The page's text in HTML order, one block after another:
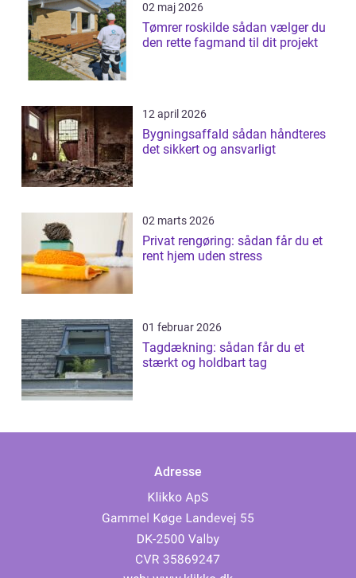
02 maj 2026
Tømrer roskilde sådan vælger du
den rette fagmand til dit projekt
12 april 2026
Bygningsaffald sådan håndteres
det sikkert og ansvarligt
02 marts 2026
Privat rengøring: sådan får du et
rent hjem uden stress
01 februar 2026
Tagdækning: sådan får du et
stærkt og holdbart tag
Adresse